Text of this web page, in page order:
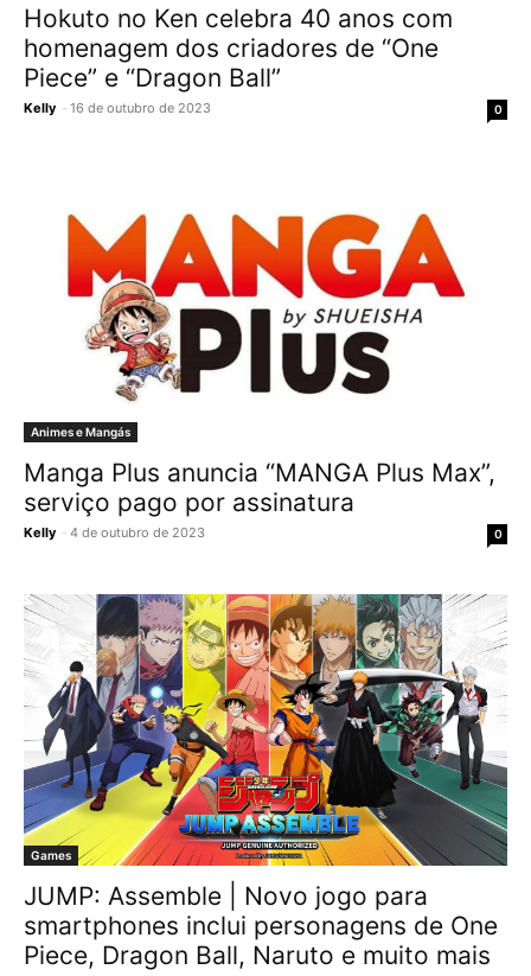
Hokuto no Ken celebra 40 anos com
homenagem dos criadores de “One
Piece” e “Dragon Ball”
Kelly - 16 de outubro de 2023 0
Animes e Mangás
Manga Plus anuncia “MANGA Plus Max”,
serviço pago por assinatura
Kelly - 4 de outubro de 2023 0
Games
JUMP: Assemble | Novo jogo para
smartphones inclui personagens de One
Piece, Dragon Ball, Naruto e muito mais